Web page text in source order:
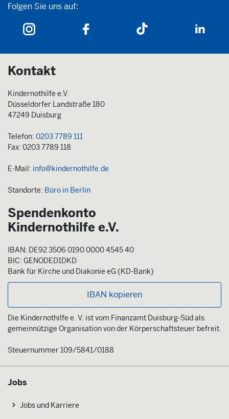
Folgen Sie uns auf:
Folgen Sie uns auf:
Kontakt
Kindernothilfe e.V.
Düsseldorfer Landstraße 180
47249 Duisburg
Telefon: 0203 7789 111
Fax: 0203 7789 118
E-Mail: info@kindernothilfe.de
Standorte: Büro in Berlin
Spendenkonto
Kindernothilfe e.V.
IBAN: DE92 3506 0190 0000 4545 40
BIC: GENODED1DKD
Bank für Kirche und Diakonie eG (KD-Bank)
IBAN kopieren
Die Kindernothilfe e. V. ist vom Finanzamt Duisburg-Süd als
gemeinnützige Organisation von der Körperschaftsteuer befreit.
Steuernummer 109/5841/0188
Jobs
Jobs und Karriere